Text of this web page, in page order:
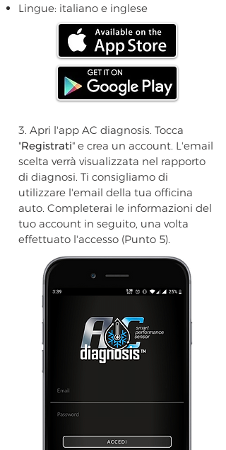
Lingue: italiano e inglese
3. Apri l'app AC diagnosis. Tocca
"Registrati" e crea un account. L'email
scelta verrà visualizzata nel rapporto
di diagnosi. Ti consigliamo di
utilizzare l'email della tua officina
auto. Completerai le informazioni del
tuo account in seguito, una volta
effettuato l'accesso (Punto 5).